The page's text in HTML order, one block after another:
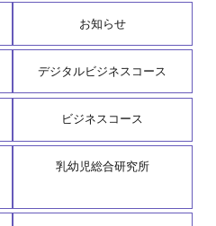
お知らせ
デジタルビジネスコース
ビジネスコース
乳幼児総合研究所